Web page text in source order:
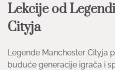
Lekcije od
Cityja
Legende Manchester Cityja
buduće generacije igrača i